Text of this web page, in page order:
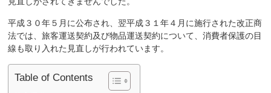
平成３０年５月に公布され、翌平成３１年４月に施行された改正商
法では、旅客運送契約及び物品運送契約について、消費者保護の目
線も取り入れた見直しが行われています。
Table of Contents